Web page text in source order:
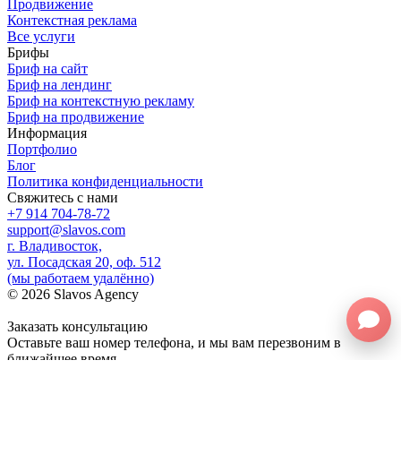
Продвижение
Контекстная реклама
Все услуги
Брифы
Бриф на сайт
Бриф на лендинг
Бриф на контекстную рекламу
Бриф на продвижение
Информация
Портфолио
Блог
Политика конфиденциальности
Свяжитесь с нами
+7 914 704-78-72
support@slavos.com
г. Владивосток,
ул. Посадская 20, оф. 512
(мы работаем удалённо)
© 2026 Slavos Agency
Заказать консультацию
Оставьте ваш номер телефона, и мы вам перезвоним в
ближайшее время